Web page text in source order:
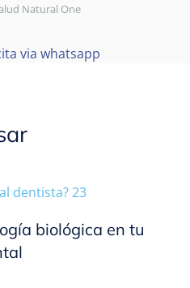
Natural One
biológica en tu